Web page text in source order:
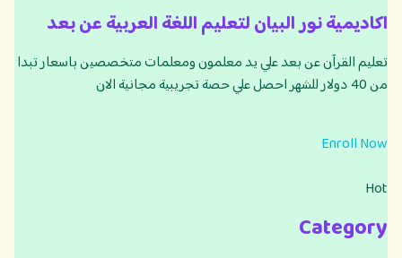
اكاديمية نور البيان لتعليم اللغة العربية عن بعد
تعليم القرآن عن بعد علي يد معلمون ومعلمات متخصصين باسعار تبدا
من 40 دولار للشهر احصل علي حصة تجريبية مجانية الان
Enroll Now
Hot
Category